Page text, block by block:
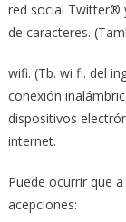
red social Twitter®
de caracteres.
wifi. (Tb. wi fi. del
conexión
dispositivos
internet.
Puede ocurrir que
acepciones: